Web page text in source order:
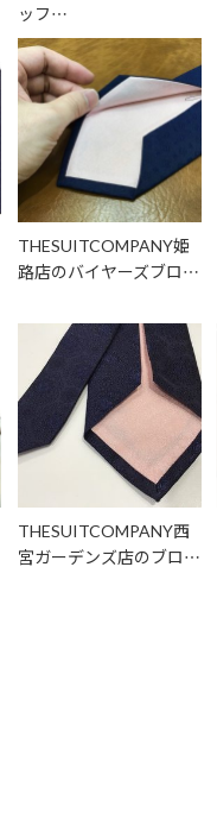
ッフ…
THESUITCOMPANY姫
路店のバイヤーズブロ…
THESUITCOMPANY西
宮ガーデンズ店のブロ…